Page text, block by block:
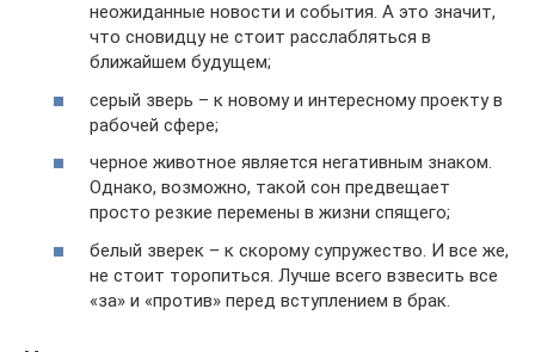
неожиданные новости и события. А это значит,
что сновидцу не стоит расслабляться в
ближайшем будущем;
серый зверь – к новому и интересному проекту в
рабочей сфере;
черное животное является негативным знаком.
Однако, возможно, такой сон предвещает
просто резкие перемены в жизни спящего;
белый зверек – к скорому супружество. И все же,
не стоит торопиться. Лучше всего взвесить все
«за» и «против» перед вступлением в брак.